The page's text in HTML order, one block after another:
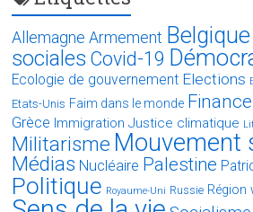
Allemagne Armement Belgique
sociales Covid-19
Ecologie de gouvernement Elections
Etats-Unis Faim dans le monde Finance
Grèce Immigration Justice climatique
Militarisme Mouvement
Médias Nucléaire Palestine
Politique Royaume-Uni Russie Région